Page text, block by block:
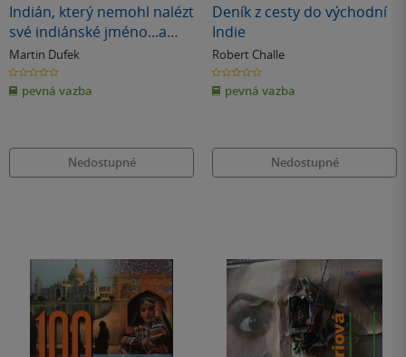
Indián, který nemohl nalézt
své indiánské jméno...a
Guatemala
Martin Dufek
0.0
z
5
hvězdiček
pevná vazba
Nedostupné
Deník z cesty do východní
Indie
Robert Challe
0.0
z
5
hvězdiček
pevná vazba
Nedostupné